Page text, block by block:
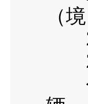
（
2.
公